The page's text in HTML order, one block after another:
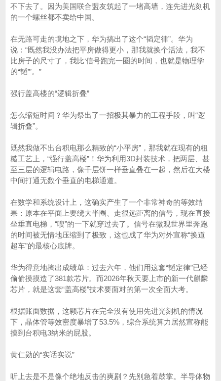
不下去了。因为美国联合盟友筑起了一堵高墙，连先进光刻机
的一个螺丝都不卖给中国。
在无路可走的境地之下，华为搞出了这个“韬定律”。华为
说：“既然我没办法把平房做得更小，那我就换个活法，我不
比房子的尺寸了，我比‘信号跑完一圈的时间，也就是物理学
的“韬”’。”
强行盖高楼的“逻辑折叠”
怎么缩短时间？华为祭出了一招极其暴力的工程手段，叫“逻
辑折叠”。
既然我做不出台积电那么精致的“小平房”，那我就在现有的粗
糙工艺上，“强行盖高楼”！华为利用3D封装技术，把两层、甚
至三层的逻辑电路，像千层饼一样垂直叠在一起，然后在大楼
中间打通无数个垂直的电梯通道。
在数学和系统设计上，这确实产生了一个非常神奇的等效结
果：原本在平面上要绕大半圈、走很远距离的信号，现在直接
坐垂直电梯，“嗖”的一下就穿过去了。信号在微观世界里奔跑
的时间被无情地压缩到了极致，这也成了华为对外宣称“换道
超车”的最核心底牌。
华为得意地掏出成绩单：过去六年，他们用这套“韬定律”已经
偷偷摸摸造了381款芯片。而2026年秋天要上市的新一代麒麟
芯片，就是这套“盖高楼”技术要面对的第一次全面大考。
根据账面数据，这颗芯片在完全没有使用先进光刻机的情况
下，晶体管等效密度暴增了53.5%，综合系统算力居然宣称能
摸到台积电3纳米的屁股。
黄仁勋的“实话实说”
听上去是不是像个绝地反击的爽剧？先别急着鼓掌。半导体物